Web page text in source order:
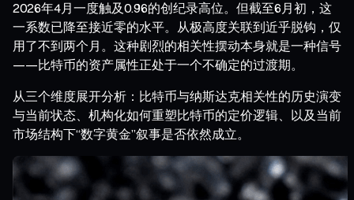
2026年4月一度触及0.96的创纪录高位。但截至6月初，这
一系数已降至接近零的水平。从极高度关联到近乎脱钩，仅
用了不到两个月。这种剧烈的相关性摆动本身就是一种信号
——比特币的资产属性正处于一个不确定的过渡期。
从三个维度展开分析：比特币与纳斯达克相关性的历史演变
与当前状态、机构化如何重塑比特币的定价逻辑、以及当前
市场结构下“数字黄金”叙事是否依然成立。